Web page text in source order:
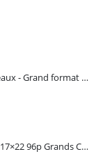
Cahier 192 pages grands carreaux - Grand format - Brochure dos toilé - 24x32 cm - Papier blanc 90 g - Couverture carte pelliculée couleur aléatoire - Clairefontaine
Cahier Polypro multicouleurs 17×22 96p Grands Carreaux Séyès 90g - CALLIGRAPHE